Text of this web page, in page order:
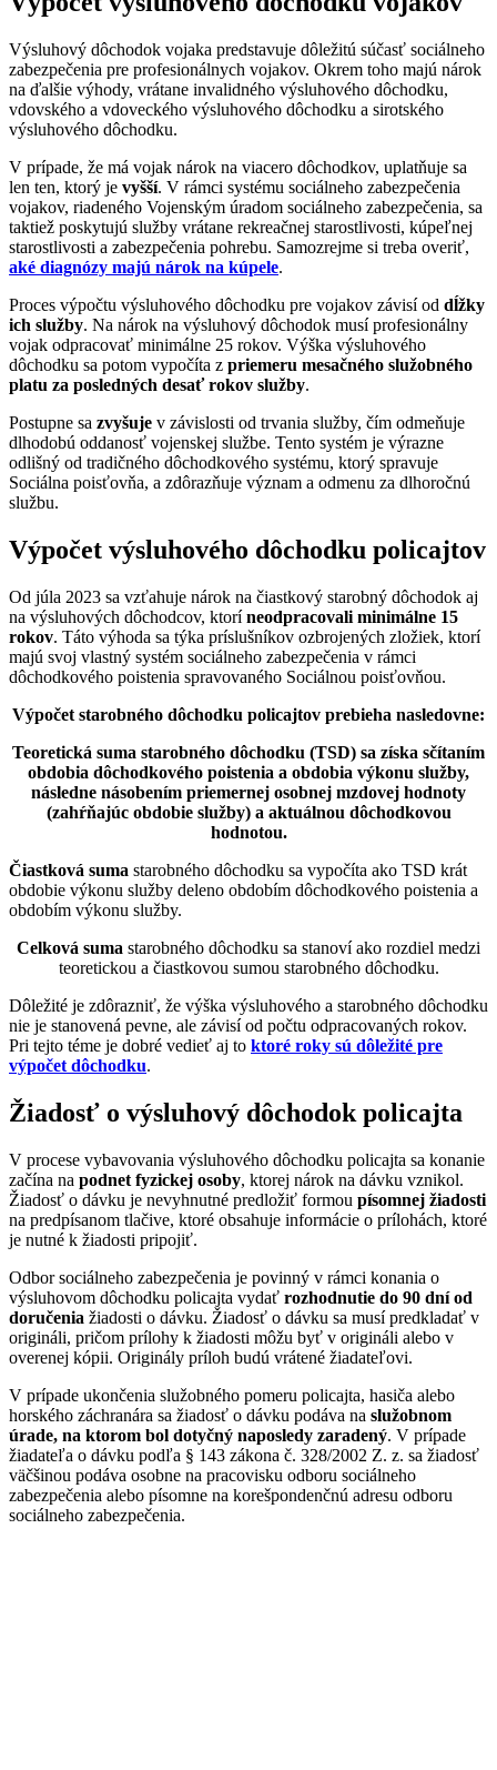
Výsluhový dôchodok vojaka predstavuje dôležitú súčasť sociálneho
zabezpečenia pre profesionálnych vojakov. Okrem toho majú nárok
na ďalšie výhody, vrátane invalidného výsluhového dôchodku,
vdovského a vdoveckého výsluhového dôchodku a sirotského
výsluhového dôchodku.
V prípade, že má vojak nárok na viacero dôchodkov, uplatňuje sa
len ten, ktorý je vyšší. V rámci systému sociálneho zabezpečenia
vojakov, riadeného Vojenským úradom sociálneho zabezpečenia, sa
taktiež poskytujú služby vrátane rekreačnej starostlivosti, kúpeľnej
starostlivosti a zabezpečenia pohrebu. Samozrejme si treba overiť,
aké diagnózy majú nárok na kúpele.
Proces výpočtu výsluhového dôchodku pre vojakov závisí od dĺžky
ich služby. Na nárok na výsluhový dôchodok musí profesionálny
vojak odpracovať minimálne 25 rokov. Výška výsluhového
dôchodku sa potom vypočíta z priemeru mesačného služobného
platu za posledných desať rokov služby.
Postupne sa zvyšuje v závislosti od trvania služby, čím odmeňuje
dlhodobú oddanosť vojenskej službe. Tento systém je výrazne
odlišný od tradičného dôchodkového systému, ktorý spravuje
Sociálna poisťovňa, a zdôrazňuje význam a odmenu za dlhoročnú
službu.
Výpočet výsluhového dôchodku policajtov
Od júla 2023 sa vzťahuje nárok na čiastkový starobný dôchodok aj
na výsluhových dôchodcov, ktoríneodpracovali minimálne 15
rokov. Táto výhoda sa týka príslušníkov ozbrojených zložiek, ktorí
majú svoj vlastný systém sociálneho zabezpečenia v rámci
dôchodkového poistenia spravovaného Sociálnou poisťovňou.
Výpočet starobného dôchodku policajtov prebieha nasledovne:
Teoretická suma starobného dôchodku (TSD) sa získa sčítaním
obdobia dôchodkového poistenia a obdobia výkonu služby,
následne násobením priemernej osobnej mzdovej hodnoty
(zahŕňajúc obdobie služby) a aktuálnou dôchodkovou
hodnotou.
Čiastková suma starobného dôchodku sa vypočíta ako TSD krát
obdobie výkonu služby deleno obdobím dôchodkového poistenia a
obdobím výkonu služby.
Celková suma starobného dôchodku sa stanoví ako rozdiel medzi
teoretickou a čiastkovou sumou starobného dôchodku.
Dôležité je zdôrazniť, že výška výsluhového a starobného dôchodku
nie je stanovená pevne, ale závisí od počtu odpracovaných rokov.
Pri tejto téme je dobré vedieť aj to ktoré roky sú dôležité pre
výpočet dôchodku.
Žiadosť o výsluhový dôchodok policajta
V procese vybavovania výsluhového dôchodku policajta sa konanie
začína na podnet fyzickej osoby, ktorej nárok na dávku vznikol.
Žiadosť o dávku je nevyhnutné predložiť formou písomnej žiadosti
na predpísanom tlačive, ktoré obsahuje informácie o prílohách, ktoré
je nutné k žiadosti pripojiť.
Odbor sociálneho zabezpečenia je povinný v rámci konania o
výsluhovom dôchodku policajta vydať rozhodnutie do 90 dní od
doručenia žiadosti o dávku. Žiadosť o dávku sa musí predkladať v
origináli, pričom prílohy k žiadosti môžu byť v origináli alebo v
overenej kópii. Originály príloh budú vrátené žiadateľovi.
V prípade ukončenia služobného pomeru policajta, hasiča alebo
horského záchranára sa žiadosť o dávku podáva na služobnom
úrade, na ktorom bol dotyčný naposledy zaradený. V prípade
žiadateľa o dávku podľa § 143 zákona č. 328/2002 Z. z. sa žiadosť
väčšinou podáva osobne na pracovisku odboru sociálneho
zabezpečenia alebo písomne na korešpondenčnú adresu odboru
sociálneho zabezpečenia.